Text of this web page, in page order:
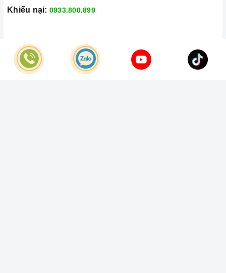
Khiếu nại: 0933.800.899
© Bản quyền thuộc vềCông Ty TNHH Home Best Việt Nam
Cung cấp bởi
Sapo